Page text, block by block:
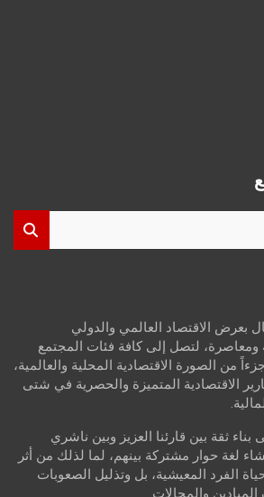
بعرض الاقتصاد العالمي والدولي
ومعاصرة، لتصل إلى كافة فئات المجتمع
من الصورة الاقتصادية المحلية والعالمية،
الاقتصادية المتميزة والحصرية في شتى
ثقة بين قارئنا العزيز وبين ناشري
لغة حوار مشتركة بينهم، لما لذلك من أثر
الفرد المعيشية، بل وتذليل الصعوبات
والمجالات.